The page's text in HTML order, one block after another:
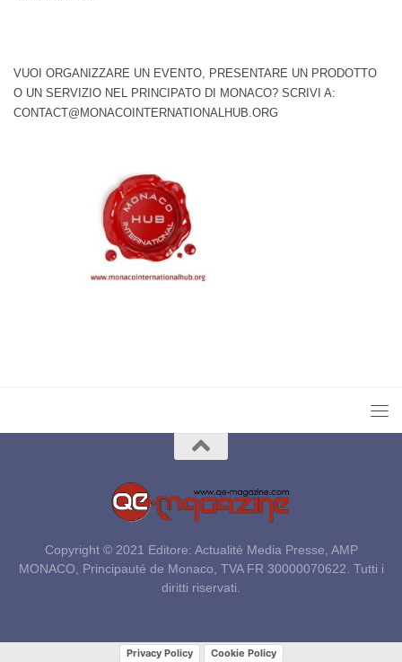
VUOI ORGANIZZARE UN EVENTO, PRESENTARE UN PRODOTTO
O UN SERVIZIO NEL PRINCIPATO DI MONACO? SCRIVI A:
CONTACT@MONACOINTERNATIONALHUB.ORG
Copyright © 2021 Editore: Actualité Media Presse, AMP
MONACO, Principauté de Monaco, TVA FR 30000070622. Tutti i
diritti riservati.
Privacy Policy Cookie Policy